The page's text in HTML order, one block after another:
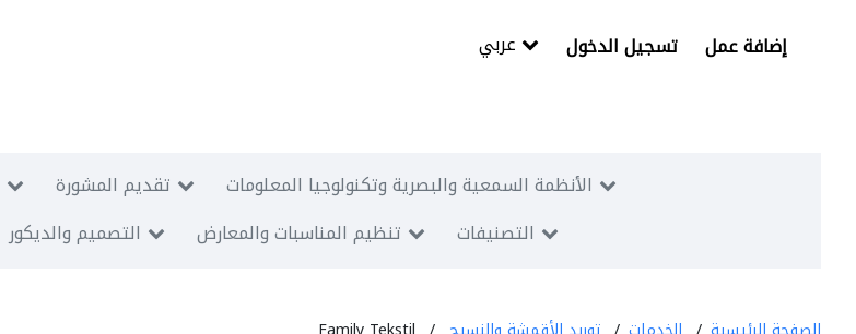
تسجيل الدخول إضافة عمل
تقديم المشورة
الأنظمة السمعية والبصرية وتكنولوجيا المعلومات
التصميم والديكور تنظيم المناسبات والمعارض التصنيفات